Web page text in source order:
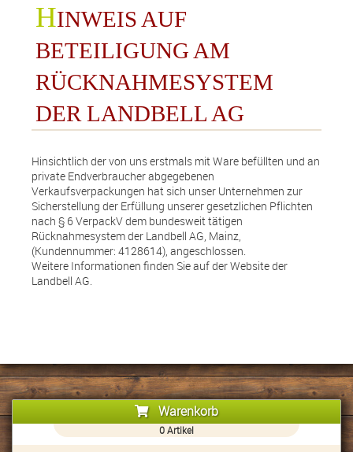
info@finefoodandmore.de
+49 (0)151 56045346
vCard speichern
HINWEIS AUF
BETEILIGUNG AM
RÜCKNAHMESYSTEM
DER LANDBELL AG
Hinsichtlich der von uns erstmals mit Ware befüllten und an
private Endverbraucher abgegebenen
Verkaufsverpackungen hat sich unser Unternehmen zur
Sicherstellung der Erfüllung unserer gesetzlichen Pflichten
nach § 6 VerpackV dem bundesweit tätigen
Rücknahmesystem der Landbell AG, Mainz,
(Kundennummer: 4128614), angeschlossen.
Weitere Informationen finden Sie auf der Website der
Landbell AG.
Warenkorb
0Artikel